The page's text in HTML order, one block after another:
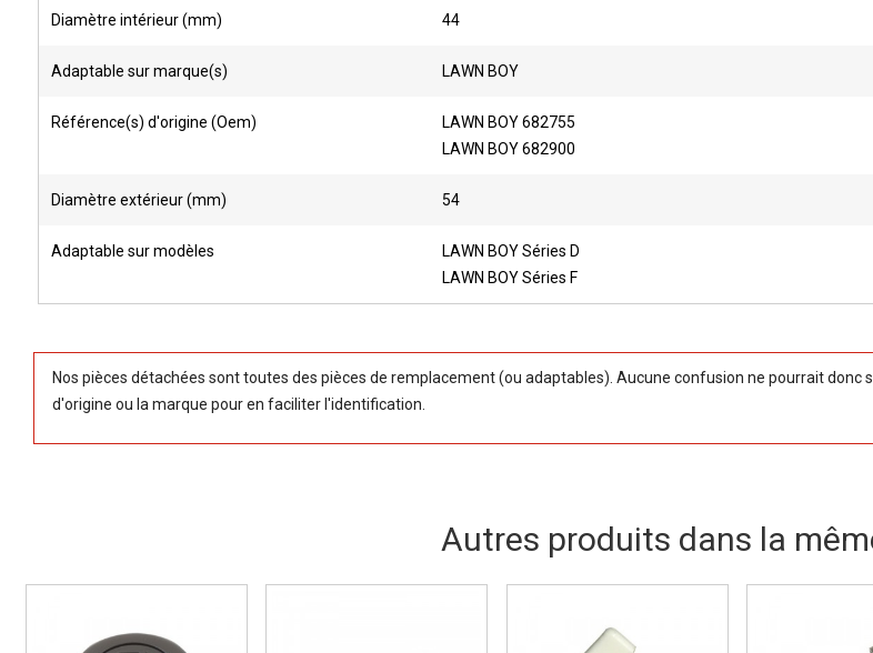
Diamètre intérieur (mm) 44
Adaptable sur marque(s) LAWN BOY
Référence(s) d'origine (Oem)
LAWN BOY 682755
LAWN BOY 682900
Diamètre extérieur (mm) 54
Adaptable sur modèles
LAWN BOY Séries D
LAWN BOY Séries F
Nos pièces détachées sont toutes des pièces de remplacement (ou adaptables). Aucune confusion ne pourrait
d'origine ou la marque pour en faciliter l'identification.
Autres produits dans la